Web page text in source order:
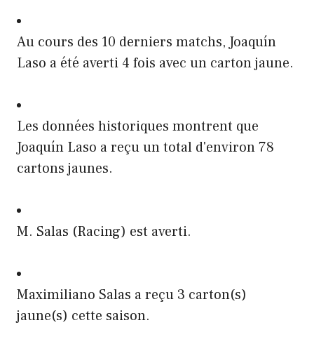
Au cours des 10 derniers matchs, Joaquín
Laso a été averti 4 fois avec un carton jaune.
Les données historiques montrent que
Joaquín Laso a reçu un total d'environ 78
cartons jaunes.
M. Salas (Racing) est averti.
Maximiliano Salas a reçu 3 carton(s)
jaune(s) cette saison.